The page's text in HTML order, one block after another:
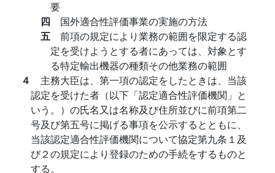
要
四 国外適合性評価事業の実施の方法
五 前項の規定により業務の範囲を限定する認
定を受けようとする者にあっては、対象とす
る特定輸出機器の種類その他業務の範囲
４ 主務大臣は、第一項の認定をしたときは、当該
認定を受けた者（以下「認定適合性評価機関」と
いう。）の氏名又は名称及び住所並びに前項第二
号及び第五号に掲げる事項を公示するとともに、
当該認定適合性評価機関について協定第九条１及
び２の規定により登録のための手続をするものと
する。